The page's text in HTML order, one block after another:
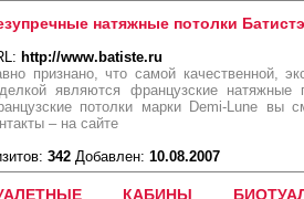
натяжные потолки
http://www.batiste.ru
признано, что самой качественной,
являются французские натяжные
потолки марки Demi-Lune вы
– на сайте
342 Добавлен: 10.08.2007
КАБИНЫ